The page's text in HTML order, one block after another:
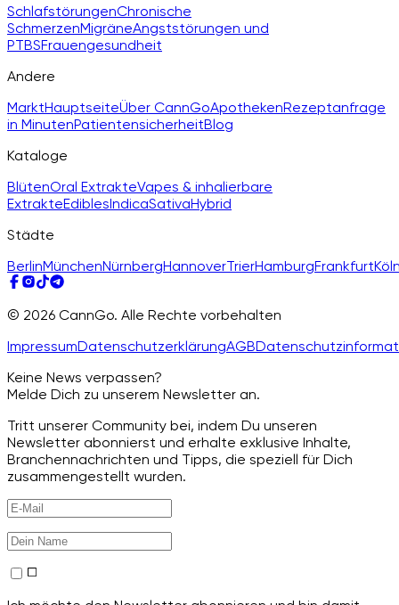
SchlafstörungenChronische
SchmerzenMigräneAngststörungen und
PTBSFrauengesundheit
Andere
MarktHauptseiteÜber CannGoApothekenRezeptanfrage
in MinutenPatientensicherheitBlog
Kataloge
BlütenOral ExtrakteVapes & inhalierbare
ExtrakteEdiblesIndicaSativaHybrid
Städte
BerlinMünchenNürnbergHannoverTrierHamburgFrankfurt
© 2026 CannGo. Alle Rechte vorbehalten
ImpressumDatenschutzerklärungAGB
Keine News verpassen?
Melde Dich zu unserem Newsletter an.
Tritt unserer Community bei, indem Du unseren
Newsletter abonnierst und erhalte exklusive Inhalte,
Branchennachrichten und Tipps, die speziell für Dich
zusammengestellt wurden.